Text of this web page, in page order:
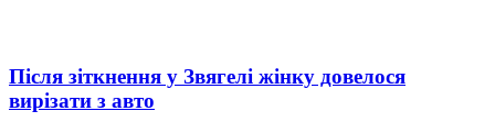
Після зіткнення у Звягелі жінку довелося
вирізати з авто